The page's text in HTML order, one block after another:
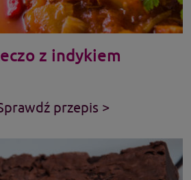
z indykiem
przepis >